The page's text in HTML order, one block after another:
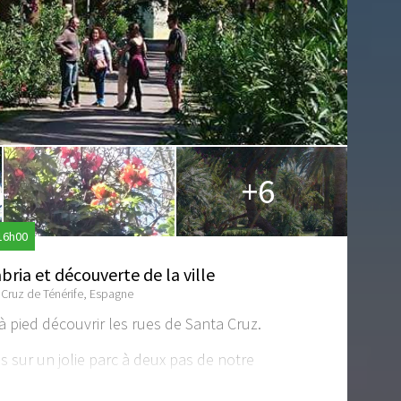
+6
et découverte de la ville
de Ténérife, Espagne
pied découvrir les rues de Santa Cruz.
sur un jolie parc à deux pas de notre